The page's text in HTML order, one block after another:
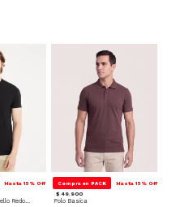
Hasta 15% Off
Camiseta Basica Cuello Redondo
Compra en PACK Hasta 15% Off
$ 49.900
Polo Basica